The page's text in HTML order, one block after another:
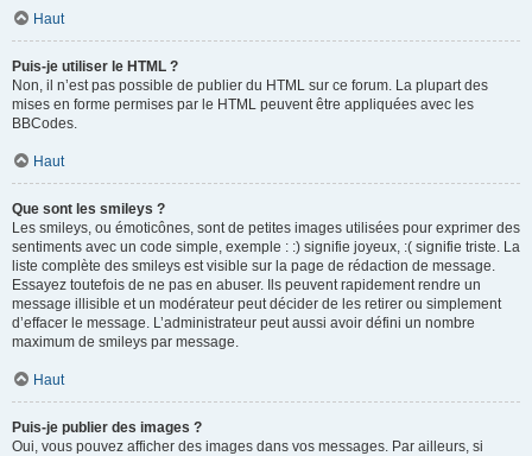
Haut
Puis-je utiliser le HTML ?
Non, il n’est pas possible de publier du HTML sur ce forum. La plupart des
mises en forme permises par le HTML peuvent être appliquées avec les
BBCodes.
Haut
Que sont les smileys ?
Les smileys, ou émoticônes, sont de petites images utilisées pour exprimer des
sentiments avec un code simple, exemple : :) signifie joyeux, :( signifie triste. La
liste complète des smileys est visible sur la page de rédaction de message.
Essayez toutefois de ne pas en abuser. Ils peuvent rapidement rendre un
message illisible et un modérateur peut décider de les retirer ou simplement
d’effacer le message. L’administrateur peut aussi avoir défini un nombre
maximum de smileys par message.
Haut
Puis-je publier des images ?
Oui, vous pouvez afficher des images dans vos messages. Par ailleurs, si